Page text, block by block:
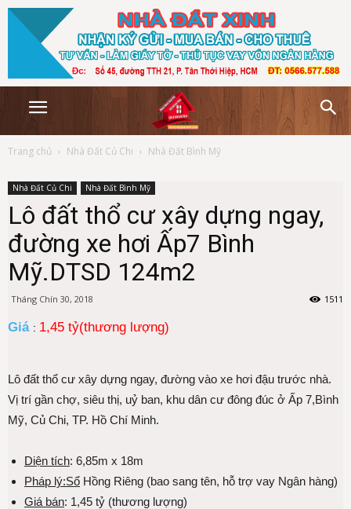
Trang chủ Nhà Đất Củ Chi Nhà Đất Bình Mỹ
Nhà Đất Củ Chi Nhà Đất Bình Mỹ
Lô đất thổ cư xây dựng ngay,
đường xe hơi Ấp7 Bình
Mỹ.DTSD 124m2
Tháng Chín 30, 2018 1511
Giá : 1,45 tỷ(thương lượng)
Lô đất thổ cư xây dựng ngay, đường vào xe hơi đậu trước nhà.
Vị trí gần chợ, siêu thị, uỷ ban, khu dân cư đông đúc ở Ấp 7,Bình
Mỹ, Củ Chi, TP. Hồ Chí Minh.
Diện tích: 6,85m x 18m
Pháp lý:Sổ Hồng Riêng (bao sang tên, hỗ trợ vay Ngân hàng)
Giá bán: 1,45 tỷ (thương lượng)